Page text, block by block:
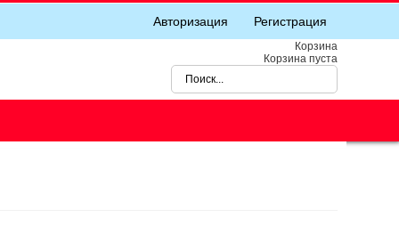
Авторизация Регистрация
Корзина
Корзина пуста